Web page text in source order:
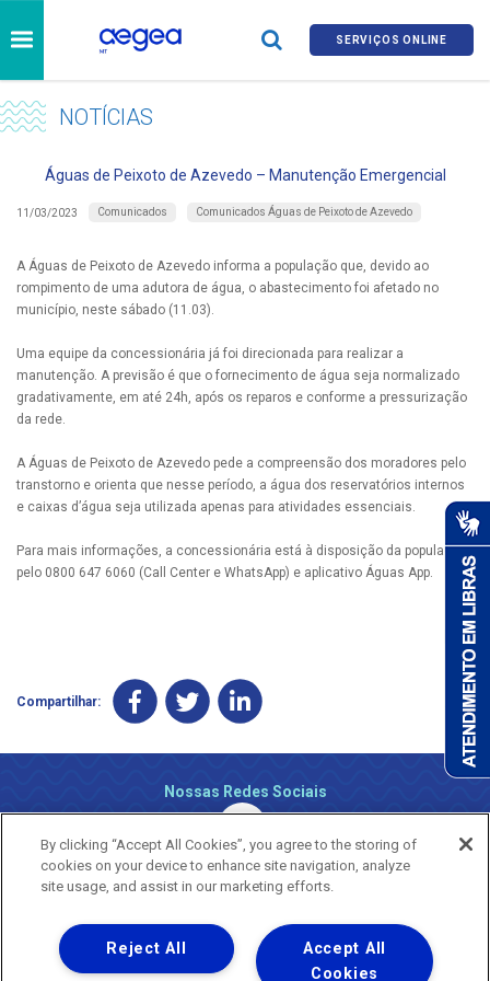
SERVIÇOS ONLINE
NOTÍCIAS
Águas de Peixoto de Azevedo – Manutenção Emergencial
11/03/2023 Comunicados Comunicados Águas de Peixoto de Azevedo
A Águas de Peixoto de Azevedo informa a população que, devido ao
rompimento de uma adutora de água, o abastecimento foi afetado no
município, neste sábado (11.03).
Uma equipe da concessionária já foi direcionada para realizar a
manutenção. A previsão é que o fornecimento de água seja normalizado
gradativamente, em até 24h, após os reparos e conforme a pressurização
da rede.
A Águas de Peixoto de Azevedo pede a compreensão dos moradores pelo
transtorno e orienta que nesse período, a água dos reservatórios internos
e caixas d’água seja utilizada apenas para atividades essenciais.
Para mais informações, a concessionária está à disposição da população
pelo 0800 647 6060 (Call Center e WhatsApp) e aplicativo Águas App.
Compartilhar:
Nossas Redes Sociais
Uma empresa
Copyright ® 2026 - Todos os Direitos Reservados.
By clicking “Accept All Cookies”, you agree to the storing of
cookies on your device to enhance site navigation, analyze
site usage, and assist in our marketing efforts.
Accept All
Cookies
Reject All